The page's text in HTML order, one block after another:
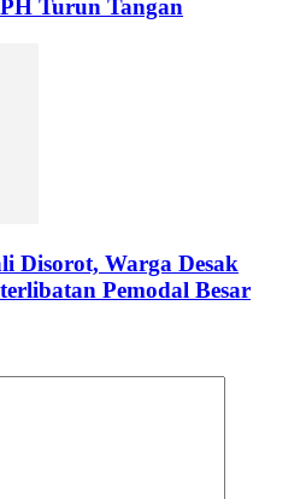
Turun Tangan
Disorot, Warga Desak
Pemodal Besar